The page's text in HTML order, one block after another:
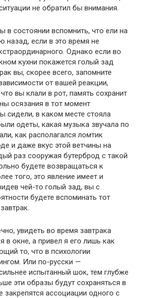
не обратил бы внимания.
в состоянии вспомнить, что ели на
назад, если в это время не
Однако если во
кухни покажется голый зад
вы, скорее всего, запомните
от вашей реакции,
вы клали в рот, память сохранит
осязания в тот момент
сидели, в каком месте стояла
одеты, какая музыка звучала по
как располагался ломтик
и даже вкус этой ветчины на
раз сооружая бутерброд с такой
будете возвращаться к
того, это явление имеет и
чей-то голый зад, вы с
будете вспоминать тот
увидеть во время завтрака
в окне, а привел я его лишь как
то, что в психологии
Или по-русски —
испытанный шок, тем глубже
эти образы будут сохраняться в
закрепятся ассоциации одного с